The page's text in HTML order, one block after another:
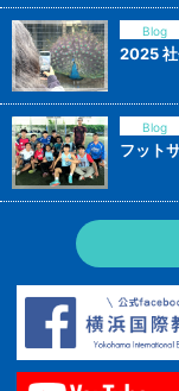
Blog
2025
Blog
フット